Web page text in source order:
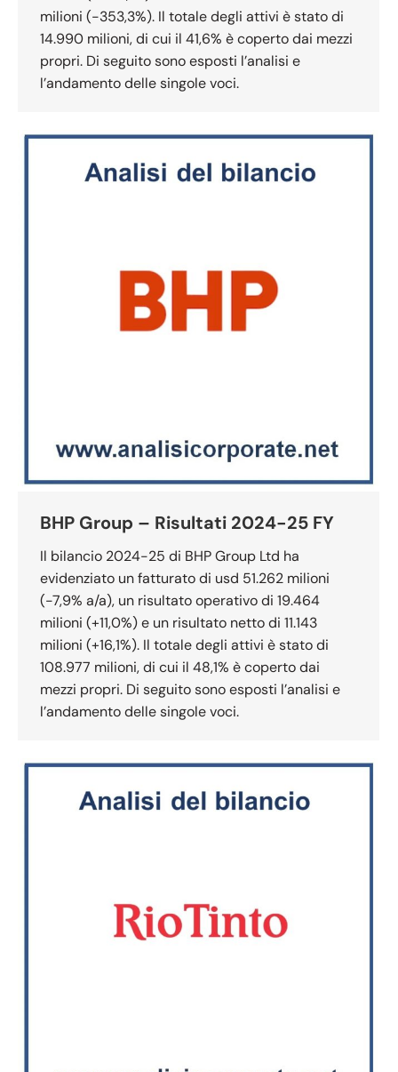
milioni (-353,3%). Il totale degli attivi è stato di
14.990 milioni, di cui il 41,6% è coperto dai mezzi
propri. Di seguito sono esposti l’analisi e
l’andamento delle singole voci.
BHP Group – Risultati 2024-25 FY
Il bilancio 2024-25 di BHP Group Ltd ha
evidenziato un fatturato di usd 51.262 milioni
(-7,9% a/a), un risultato operativo di 19.464
milioni (+11,0%) e un risultato netto di 11.143
milioni (+16,1%). Il totale degli attivi è stato di
108.977 milioni, di cui il 48,1% è coperto dai
mezzi propri. Di seguito sono esposti l’analisi e
l’andamento delle singole voci.